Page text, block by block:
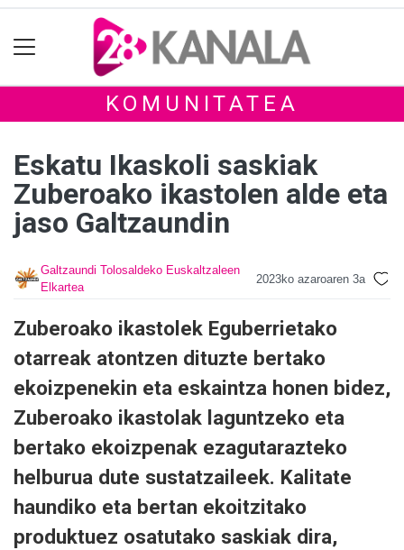
KOMUNITATEA
Eskatu Ikaskoli saskiak
Zuberoako ikastolen alde eta
jaso Galtzaundin
Galtzaundi Tolosaldeko Euskaltzaleen
Elkartea
2023ko azaroaren 3a
Zuberoako ikastolek Eguberrietako
otarreak atontzen dituzte bertako
ekoizpenekin eta eskaintza honen bidez,
Zuberoako ikastolak laguntzeko eta
bertako ekoizpenak ezagutarazteko
helburua dute sustatzaileek. Kalitate
haundiko eta bertan ekoitzitako
produktuez osatutako saskiak dira,